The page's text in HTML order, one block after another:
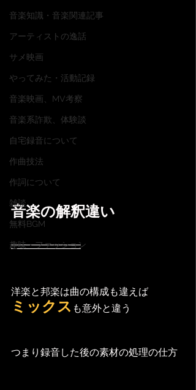
音楽知識・音楽関連記事
アーティストの逸話
サメ映画
やってみた・活動記録
音楽映画、MV考察
音楽系詐欺、体験談
自宅録音について
作曲技法
作詞について
雑談
無料BGM
趣味・ファッション
音楽の解釈違い
洋楽と邦楽は曲の構成も違えば
ミックス も意外と違う
つまり録音した後の素材の処理の仕方